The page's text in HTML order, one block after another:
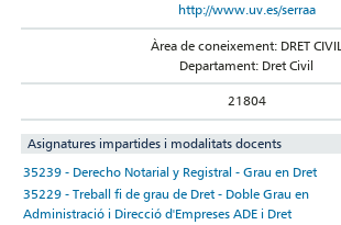
http://www.uv.es/serraa
Àrea de coneixement: DRET CIVIL
Departament: Dret Civil
21804
Asignatures impartides i modalitats docents
35239 - Derecho Notarial y Registral - Grau en Dret
35229 - Treball fi de grau de Dret - Doble Grau en
Administració i Direcció d'Empreses ADE i Dret